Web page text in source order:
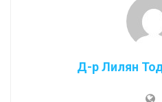
Д-р Лилян